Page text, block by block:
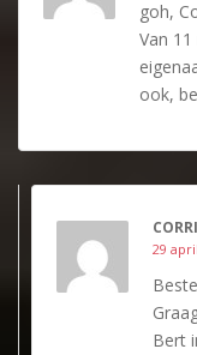
goh,
Van
ook,
29
Bert